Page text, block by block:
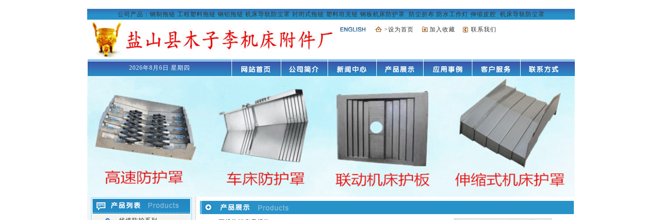
>设为首页 加入收藏 联系我们
公司产品： 钢制拖链 工程塑料拖链 钢铝拖链 机床导轨防尘罩 封闭式拖链 塑料坦克链 钢板机床防护罩 防尘折布 防水工作灯 伸缩皮腔 机床导轨防尘罩
2026年8月6日 星期四